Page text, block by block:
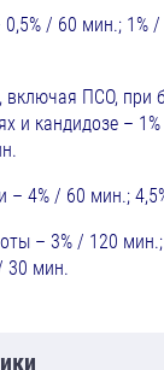
0,5% / 60 мин.; 1%
ПСО, при
и кандидозе –
– 4% / 60 мин.;
– 3% / 120
30 мин.